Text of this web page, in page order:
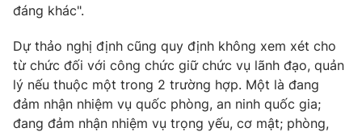
Liên hệ tòa soạn English
đáng khác".
Dự thảo nghị định cũng quy định không xem xét cho
từ chức đối với công chức giữ chức vụ lãnh đạo, quản
lý nếu thuộc một trong 2 trường hợp. Một là đang
đảm nhận nhiệm vụ quốc phòng, an ninh quốc gia;
đang đảm nhận nhiệm vụ trọng yếu, cơ mật; phòng,